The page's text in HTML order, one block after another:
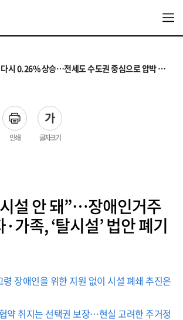
시 0.26% 상승…전세도 수도권 중심으로 압박 커져
갈등에 안전 지원 위축까지… 노란봉투법 불확실성 해법은
표현, '처벌과 낙인'에서 '교양과 상식'으로
인쇄 글자크기
설 안 돼”…장애인거주
가족, ‘탈시설’ 법안 폐기
장애인을 위한 지원 없이 시설 폐쇄 추진은
약 취지는 선택권 보장…현실 고려한 주거정